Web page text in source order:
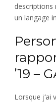
descriptions
un langage
’19 –
Lorsque